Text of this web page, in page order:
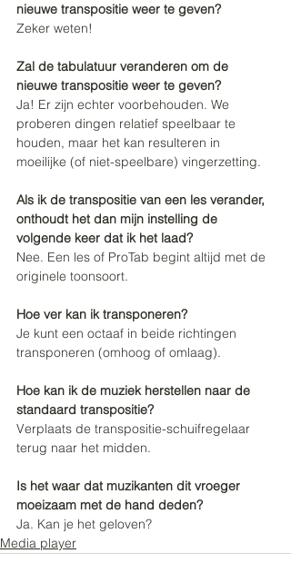
nieuwe transpositie weer te geven?
Zeker weten!
Zal de tabulatuur veranderen om de
nieuwe transpositie weer te geven?
Ja! Er zijn echter voorbehouden. We
proberen dingen relatief speelbaar te
houden, maar het kan resulteren in
moeilijke (of niet-speelbare) vingerzetting.
Als ik de transpositie van een les verander,
onthoudt het dan mijn instelling de
volgende keer dat ik het laad?
Nee. Een les of ProTab begint altijd met de
originele toonsoort.
Hoe ver kan ik transponeren?
Je kunt een octaaf in beide richtingen
transponeren (omhoog of omlaag).
Hoe kan ik de muziek herstellen naar de
standaard transpositie?
Verplaats de transpositie-schuifregelaar
terug naar het midden.
Is het waar dat muzikanten dit vroeger
moeizaam met de hand deden?
Ja. Kan je het geloven?
Media player